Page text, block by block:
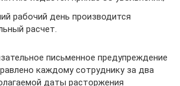
рабочий день производится
расчет.
письменное предупреждение
каждому сотруднику за два
даты расторжения